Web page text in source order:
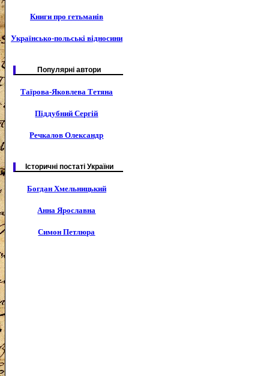
Книги про гетьманів
Українсько-польські відносини
Популярні автори
Таїрова-Яковлева Тетяна
Піддубний Сергій
Речкалов Олександр
Історичні постаті України
Богдан Хмельницький
Анна Ярославна
Симон Петлюра